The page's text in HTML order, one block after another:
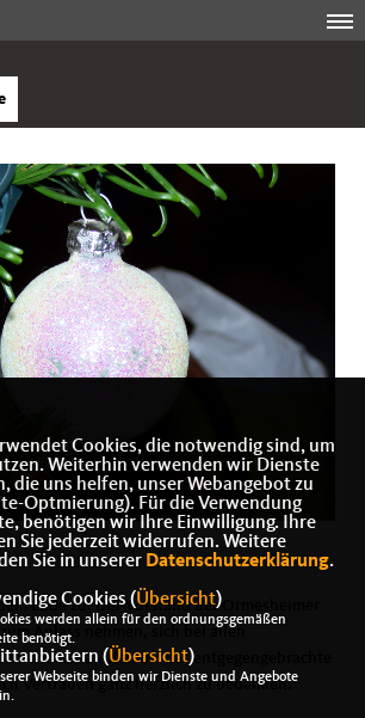
Ende zu. Der Vorstand der Ormesheimer
Anlass nehmen, sich bei allen
und Bekannten für das entgegengebrachte
Vertrauen ganz herzlich zu bedanken.
Cookies, die notwendig sind, um
Weiterhin verwenden wir Dienste
die uns helfen, unser Webangebot zu
Optmierung). Für die Verwendung
benötigen wir Ihre Einwilligung. Ihre
Sie jederzeit widerrufen. Weitere
Sie in unserer Datenschutzerklärung.
Cookies (Übersicht)
werden allein für den ordnungsgemäßen
benötigt.
(Übersicht)
Webseite binden wir Dienste und Angebote